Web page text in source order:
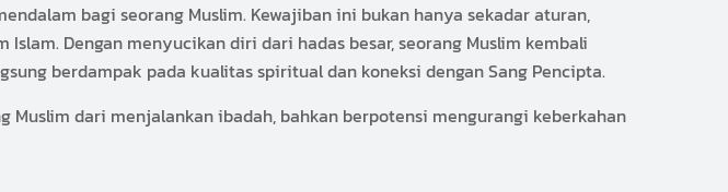
bagi seorang Muslim. Kewajiban ini bukan hanya sekadar aturan,
Dengan menyucikan diri dari hadas besar, seorang Muslim kembali
berdampak pada kualitas spiritual dan koneksi dengan Sang Pencipta.
Muslim dari menjalankan ibadah, bahkan berpotensi mengurangi keberkahan